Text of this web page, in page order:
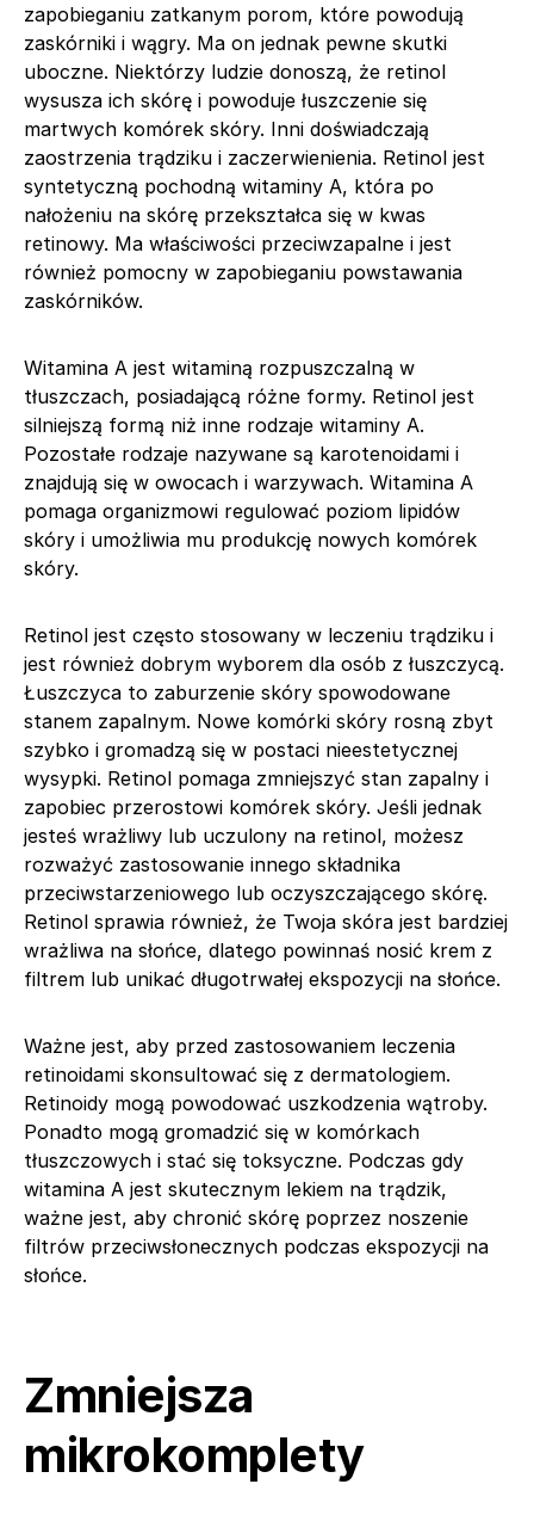
zapobieganiu zatkanym porom, które powodują
zaskórniki i wągry. Ma on jednak pewne skutki
uboczne. Niektórzy ludzie donoszą, że retinol
wysusza ich skórę i powoduje łuszczenie się
martwych komórek skóry. Inni doświadczają
zaostrzenia trądziku i zaczerwienienia. Retinol jest
syntetyczną pochodną witaminy A, która po
nałożeniu na skórę przekształca się w kwas
retinowy. Ma właściwości przeciwzapalne i jest
również pomocny w zapobieganiu powstawania
zaskórników.
Witamina A jest witaminą rozpuszczalną w
tłuszczach, posiadającą różne formy. Retinol jest
silniejszą formą niż inne rodzaje witaminy A.
Pozostałe rodzaje nazywane są karotenoidami i
znajdują się w owocach i warzywach. Witamina A
pomaga organizmowi regulować poziom lipidów
skóry i umożliwia mu produkcję nowych komórek
skóry.
Retinol jest często stosowany w leczeniu trądziku i
jest również dobrym wyborem dla osób z łuszczycą.
Łuszczyca to zaburzenie skóry spowodowane
stanem zapalnym. Nowe komórki skóry rosną zbyt
szybko i gromadzą się w postaci nieestetycznej
wysypki. Retinol pomaga zmniejszyć stan zapalny i
zapobiec przerostowi komórek skóry. Jeśli jednak
jesteś wrażliwy lub uczulony na retinol, możesz
rozważyć zastosowanie innego składnika
przeciwstarzeniowego lub oczyszczającego skórę.
Retinol sprawia również, że Twoja skóra jest bardziej
wrażliwa na słońce, dlatego powinnaś nosić krem z
filtrem lub unikać długotrwałej ekspozycji na słońce.
Ważne jest, aby przed zastosowaniem leczenia
retinoidami skonsultować się z dermatologiem.
Retinoidy mogą powodować uszkodzenia wątroby.
Ponadto mogą gromadzić się w komórkach
tłuszczowych i stać się toksyczne. Podczas gdy
witamina A jest skutecznym lekiem na trądzik,
ważne jest, aby chronić skórę poprzez noszenie
filtrów przeciwsłonecznych podczas ekspozycji na
słońce.
Zmniejsza
mikrokomplety